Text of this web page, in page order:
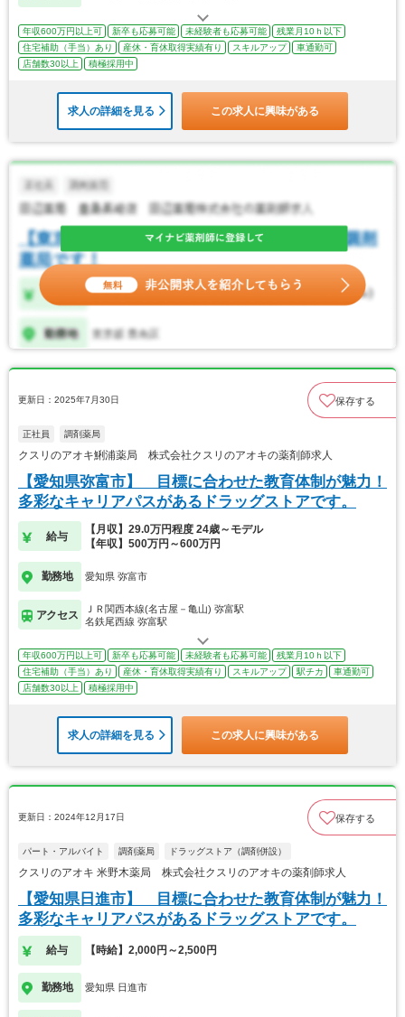
年収600万円以上可 新卒も応募可能 未経験者も応募可能
残業月10ｈ以下
住宅補助（手当）あり
産休・育休取得実績有り スキルアップ
車通勤可
店舗数30以上
積極採用中
求人の詳細を見る この求人に興味がある
更新日：2025年7月30日 保存する
正社員 調剤薬局
クスリのアオキ鯏浦薬局 株式会社クスリのアオキの薬剤師求人
【愛知県弥富市】 目標に合わせた教育体制が魅力！
多彩なキャリアパスがあるドラッグストアです。
給与
【月収】29.0万円程度 24歳～モデル
【年収】500万円～600万円
勤務地 愛知県 弥富市
アクセス
ＪＲ関西本線(名古屋－亀山) 弥富駅
名鉄尾西線 弥富駅
年収600万円以上可 新卒も応募可能 未経験者も応募可能
残業月10ｈ以下
住宅補助（手当）あり
産休・育休取得実績有り スキルアップ 駅チカ
車通勤可
店舗数30以上
積極採用中
求人の詳細を見る この求人に興味がある
更新日：2024年12月17日 保存する
パート・アルバイト 調剤薬局 ドラッグストア（調剤併設）
クスリのアオキ 米野木薬局 株式会社クスリのアオキの薬剤師求人
【愛知県日進市】 目標に合わせた教育体制が魅力！
多彩なキャリアパスがあるドラッグストアです。
給与 【時給】2,000円～2,500円
勤務地 愛知県 日進市